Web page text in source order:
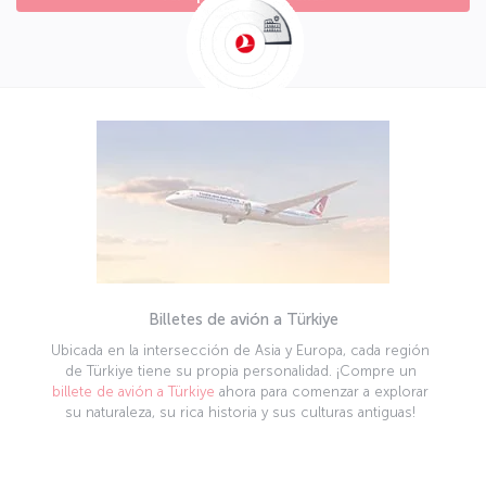
Billetes de avión a Türkiye
Ubicada en la intersección de Asia y Europa, cada región
de Türkiye tiene su propia personalidad. ¡Compre un
billete de avión a Türkiye ahora para comenzar a explorar
su naturaleza, su rica historia y sus culturas antiguas!